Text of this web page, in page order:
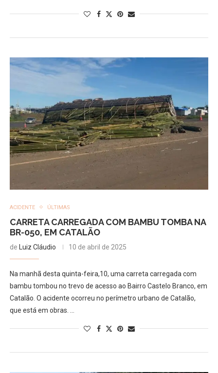
ACIDENTE ÚLTIMAS
CARRETA CARREGADA COM BAMBU TOMBA NA
BR-050, EM CATALÃO
de Luiz Cláudio 10 de abril de 2025
Na manhã desta quinta-feira,10, uma carreta carregada com
bambu tombou no trevo de acesso ao Bairro Castelo Branco, em
Catalão. O acidente ocorreu no perímetro urbano de Catalão,
que está em obras. …